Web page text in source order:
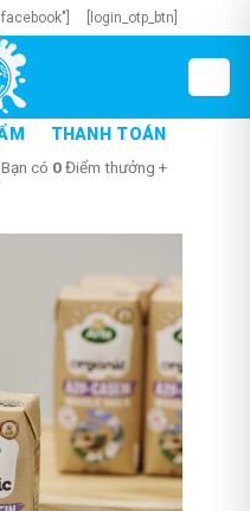
[login_otp_btn]
THANH TOÁN
Bạn có 0Điểm thưởng +